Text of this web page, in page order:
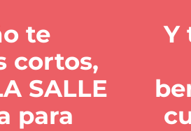
te
cortos,
SALLE
para
Y